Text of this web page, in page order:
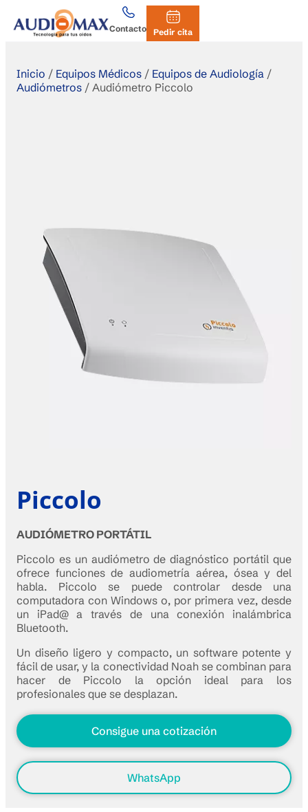
Contacto Pedir cita
Inicio / Equipos Médicos / Equipos de Audiología /
Audiómetros / Audiómetro Piccolo
Piccolo
AUDIÓMETRO PORTÁTIL
Piccolo es un audiómetro de diagnóstico portátil que
ofrece funciones de audiometría aérea, ósea y del
habla. Piccolo se puede controlar desde una
computadora con Windows o, por primera vez, desde
un iPad@ a través de una conexión inalámbrica
Bluetooth.
Un diseño ligero y compacto, un software potente y
fácil de usar, y la conectividad Noah se combinan para
hacer de Piccolo la opción ideal para los
profesionales que se desplazan.
Consigue una cotización
WhatsApp